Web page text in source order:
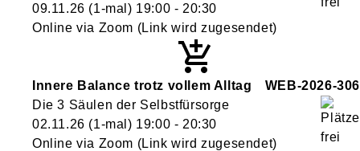
09.11.26 (1-mal) 19:00 - 20:30
Online via Zoom (Link wird zugesendet)
Innere Balance trotz vollem Alltag
WEB-2026-306
Die 3 Säulen der Selbstfürsorge
02.11.26 (1-mal) 19:00 - 20:30
Online via Zoom (Link wird zugesendet)